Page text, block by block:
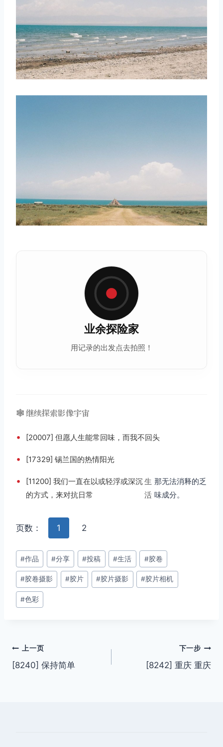
业余探险家
用记录的出发点去拍照！
🕸️ 继续探索影像宇宙
• [20007] 但愿人生能常回味，而我不回头
• [17329] 锡兰国的热情阳光
•
[11200] 我们一直在以或轻浮或深沉
的方式，来对抗日常
生
活
那无法消释的乏
味成分。
页数： 1 2
文
章
标
签：
#作品 #分享 #投稿 #生活 #胶卷
#胶卷摄影 #胶片 #胶片摄影 #胶片相机
#色彩
文
章
上一页
[8240] 保持简单
下一步
[8242] 重庆 重庆
取消 搜索